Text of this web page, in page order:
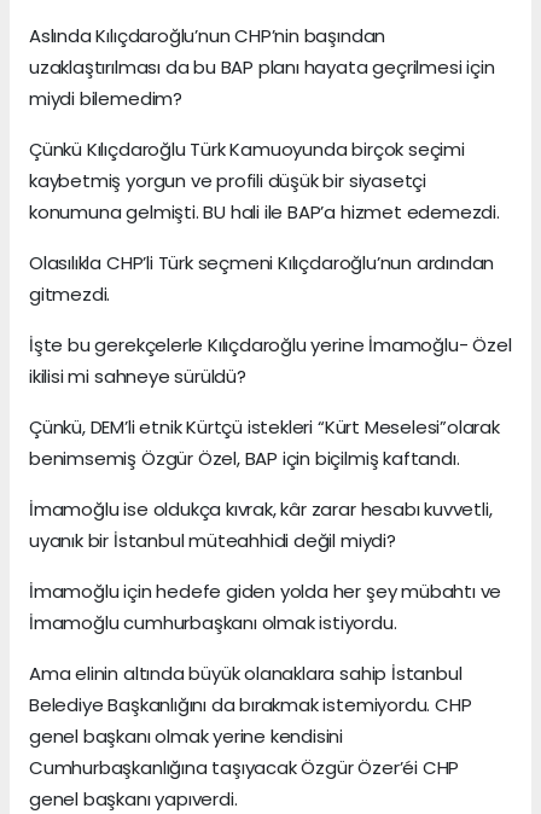
Aslında Kılıçdaroğlu’nun CHP’nin başından
uzaklaştırılması da bu BAP planı hayata geçrilmesi için
miydi bilemedim?
Çünkü Kılıçdaroğlu Türk Kamuoyunda birçok seçimi
kaybetmiş yorgun ve profili düşük bir siyasetçi
konumuna gelmişti. BU hali ile BAP’a hizmet edemezdi.
Olasılıkla CHP’li Türk seçmeni Kılıçdaroğlu’nun ardından
gitmezdi.
İşte bu gerekçelerle Kılıçdaroğlu yerine İmamoğlu- Özel
ikilisi mi sahneye sürüldü?
Çünkü, DEM’li etnik Kürtçü istekleri “Kürt Meselesi”olarak
benimsemiş Özgür Özel, BAP için biçilmiş kaftandı.
İmamoğlu ise oldukça kıvrak, kâr zarar hesabı kuvvetli,
uyanık bir İstanbul müteahhidi değil miydi?
İmamoğlu için hedefe giden yolda her şey mübahtı ve
İmamoğlu cumhurbaşkanı olmak istiyordu.
Ama elinin altında büyük olanaklara sahip İstanbul
Belediye Başkanlığını da bırakmak istemiyordu. CHP
genel başkanı olmak yerine kendisini
Cumhurbaşkanlığına taşıyacak Özgür Özer’éi CHP
genel başkanı yapıverdi.